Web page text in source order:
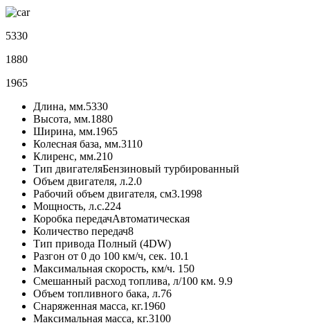
5330
1880
1965
Длина, мм.5330
Высота, мм.1880
Ширина, мм.1965
Колесная база, мм.3110
Клиренс, мм.210
Тип двигателяБензиновый турбированный
Объем двигателя, л.2.0
Рабочий объем двигателя, см3.1998
Мощность, л.с.224
Коробка передачАвтоматическая
Количество передач8
Тип привода Полный (4DW)
Разгон от 0 до 100 км/ч, сек. 10.1
Максимальная скорость, км/ч. 150
Смешанный расход топлива, л/100 км. 9.9
Объем топливного бака, л.76
Снаряженная масса, кг.1960
Максимальная масса, кг.3100